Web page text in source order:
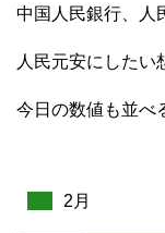
中国人民銀行、人
人民元安にしたい
今日の数値も並べ
2月